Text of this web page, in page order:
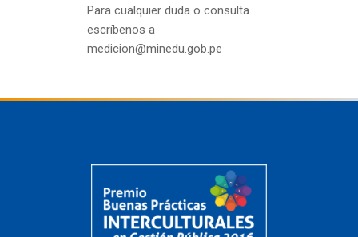
Para cualquier duda o consulta
escríbenos a
medicion@minedu.gob.pe